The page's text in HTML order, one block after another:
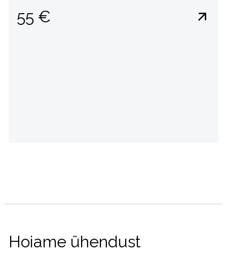
55 €
Hoiame ühendust